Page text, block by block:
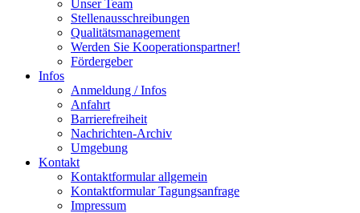
Unser Team
Stellenausschreibungen
Qualitätsmanagement
Werden Sie Kooperationspartner!
Fördergeber
Infos
Anmeldung / Infos
Anfahrt
Barrierefreiheit
Nachrichten-Archiv
Umgebung
Kontakt
Kontaktformular allgemein
Kontaktformular Tagungsanfrage
Impressum